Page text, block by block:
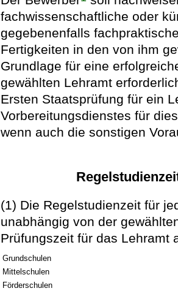
fachwissenschaftliche oder
gegebenenfalls
Fertigkeiten in den von ihm
Grundlage für eine
gewählten Lehramt
Ersten Staatsprüfung für ein
Vorbereitungsdienstes für
wenn auch die sonstigen
(1) Die Regelstudienzeit für
unabhängig von der
Prüfungszeit für das Lehramt
Grundschulen
Mittelschulen
Förderschulen